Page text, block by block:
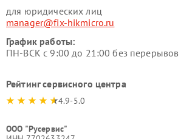
для юридических лиц
manager@fix-hikmicro.ru
График работы:
ПН-ВСК с 9:00 до 21:00 без
Рейтинг сервисного центра
4.9-5.0
ООО "Русервис"